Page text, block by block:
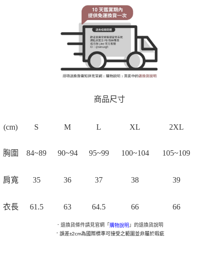
商品尺寸
(cm) S M L XL 2XL
胸圍 84~89 90~94 95~99 100~104 105~109
肩寬 35 36 37 38 39
衣長 61.5 63 64.5 66 66
．退換貨條件請見官網「購物說明 」的退換貨說明
． 誤差±2cm為國際標準可接受之範圍並非屬於瑕疵